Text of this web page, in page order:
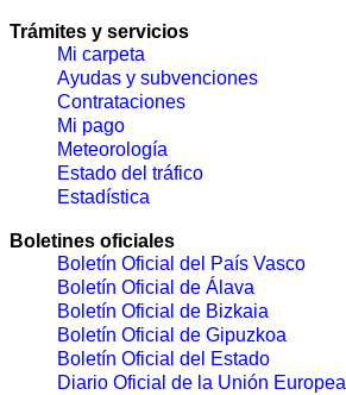
Trámites y servicios
Mi carpeta
Ayudas y subvenciones
Contrataciones
Mi pago
Meteorología
Estado del tráfico
Estadística
Boletines oficiales
Boletín Oficial del País Vasco
Boletín Oficial de Álava
Boletín Oficial de Bizkaia
Boletín Oficial de Gipuzkoa
Boletín Oficial del Estado
Diario Oficial de la Unión Europea